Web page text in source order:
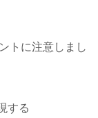
トに注意しまし
する